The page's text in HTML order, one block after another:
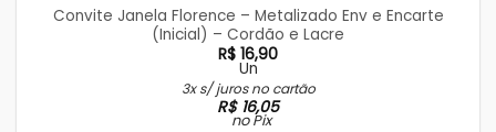
Convite Janela Florence – Metalizado Env e Encarte
(Inicial) – Cordão e Lacre
R$ 16,90
Un
3x s/ juros no cartão
R$16,05
no Pix